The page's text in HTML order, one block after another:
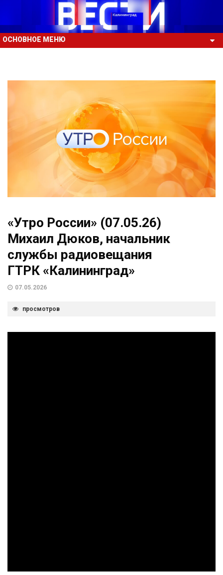
ОСНОВНОЕ МЕНЮ
«Утро России» (07.05.26)
Михаил Дюков, начальник
службы радиовещания
ГТРК «Калининград»
07.05.2026
просмотров